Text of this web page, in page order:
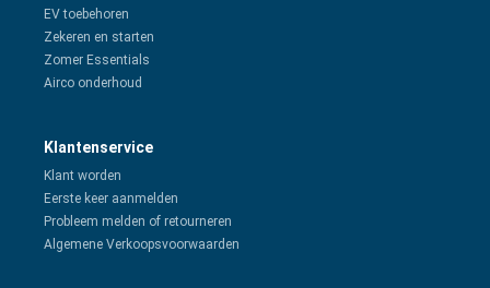
EV toebehoren
Zekeren en starten
Zomer Essentials
Airco onderhoud
Klantenservice
Klant worden
Eerste keer aanmelden
Probleem melden of retourneren
Algemene Verkoopsvoorwaarden